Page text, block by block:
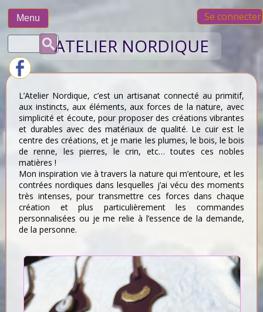
Menu
to
Se connecter
Rechercher : ATELIER NORDIQUE
L’Atelier Nordique, c’est un artisanat connecté au primitif,
aux instincts, aux éléments, aux forces de la nature, avec
simplicité et écoute, pour proposer des créations vibrantes
et durables avec des matériaux de qualité. Le cuir est le
centre des créations, et je marie les plumes, le bois, le bois
de renne, les pierres, le crin, etc… toutes ces nobles
matières !
Mon inspiration vie à travers la nature qui m’entoure, et les
contrées nordiques dans lesquelles j’ai vécu des moments
très intenses, pour transmettre ces forces dans chaque
création et plus particulièrement les commandes
personnalisées ou je me relie à l’essence de la demande,
de la personne.